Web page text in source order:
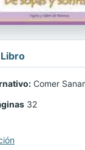
Comer
32